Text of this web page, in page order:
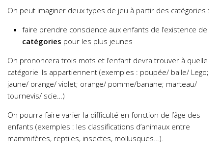
On peut imaginer deux types de jeu à partir des catégories :
faire prendre conscience aux enfants de l’existence de
catégories pour les plus jeunes
On prononcera trois mots et l’enfant devra trouver à quelle
catégorie ils appartiennent (exemples : poupée/ balle/ Lego;
jaune/ orange/ violet; orange/ pomme/banane; marteau/
tournevis/ scie…)
On pourra faire varier la difficulté en fonction de l’âge des
enfants (exemples : les classifications d’animaux entre
mammifères, reptiles, insectes, mollusques…).